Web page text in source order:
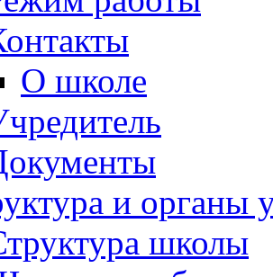
О школе
и органы
школы